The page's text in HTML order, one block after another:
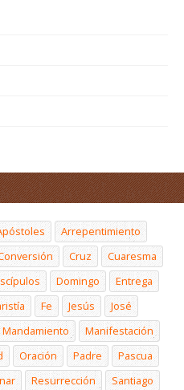
Arrepentimiento
Cruz
Cuaresma
Domingo
Entrega
Fe Jesús
José
Mandamiento
Manifestación
Oración Padre
Pascua
Resurrección
Santiago